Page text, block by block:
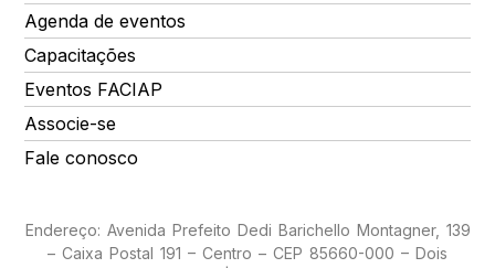
Agenda de eventos
Capacitações
Eventos FACIAP
Associe-se
Fale conosco
Endereço: Avenida Prefeito Dedi Barichello Montagner, 139
– Caixa Postal 191 – Centro – CEP 85660-000 – Dois